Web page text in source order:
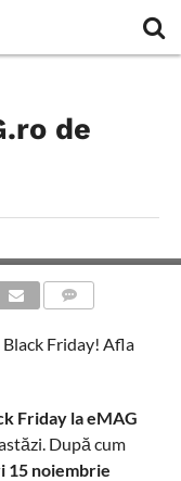
de
Friday! Afla
Friday la eMAG
După cum
15 noiembrie